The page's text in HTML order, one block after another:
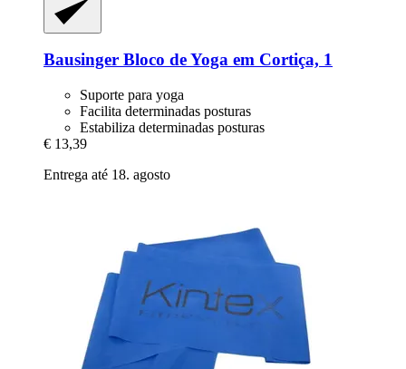
Bausinger Bloco de Yoga em Cortiça, 1
Suporte para yoga
Facilita determinadas posturas
Estabiliza determinadas posturas
€ 13,39
Entrega até 18. agosto